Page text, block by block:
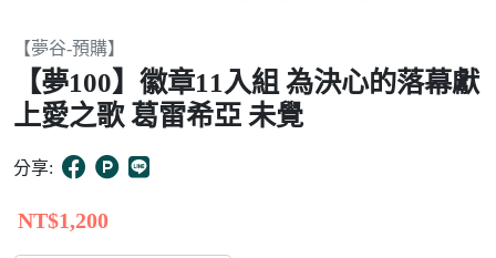
Item
of
13
【夢谷-預購】
【夢100】徽章11入組 為決心的落幕獻
上愛之歌 葛雷希亞 未覺
分享:
NT$1,200